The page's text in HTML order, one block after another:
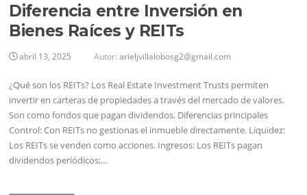
Diferencia entre Inversión en
Bienes Raíces y REITs
abril 13, 2025 Autor:arieljvillalobosg2@gmail.com
¿Qué son los REITs? Los Real Estate Investment Trusts permiten
invertir en carteras de propiedades a través del mercado de valores.
Son como fondos que pagan dividendos. Diferencias principales
Control: Con REITs no gestionas el inmueble directamente. Liquidez:
Los REITs se venden como acciones. Ingresos: Los REITs pagan
dividendos periódicos;…